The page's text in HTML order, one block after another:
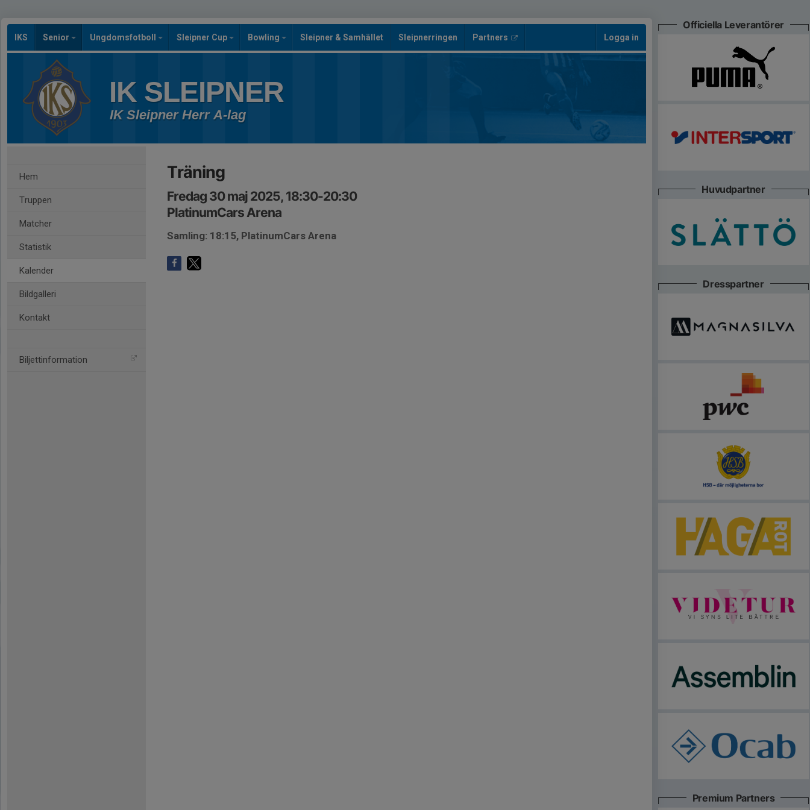
IKS Senior Ungdomsfotboll Sleipner Cup Bowling Sleipner & Samhället Sleipnerringen Partners Logga in
IK SLEIPNER
IK Sleipner Herr A-lag
Hem
Truppen
Matcher
Statistik
Kalender
Bildgalleri
Kontakt
Biljettinformation
Träning
Fredag 30 maj 2025, 18:30-20:30
PlatinumCars Arena
Samling: 18:15, PlatinumCars Arena
Officiella Leverantörer
Huvudpartner
Dresspartner
Premium Partners